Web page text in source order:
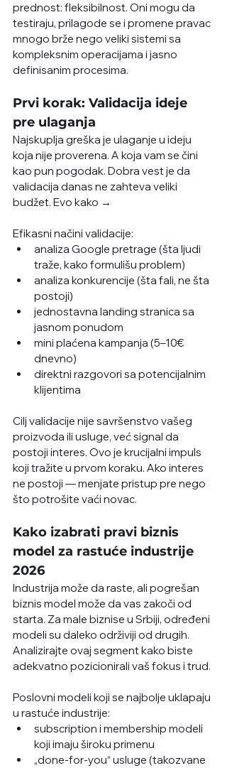
prednost: fleksibilnost. Oni mogu da
testiraju, prilagode se i promene pravac
mnogo brže nego veliki sistemi sa
kompleksnim operacijama i jasno
definisanim procesima.
Prvi korak: Validacija ideje
pre ulaganja
Najskuplja greška je ulaganje u ideju
koja nije proverena. A koja vam se čini
kao pun pogodak. Dobra vest je da
validacija danas ne zahteva veliki
budžet. Evo kako →
Efikasni načini validacije:
analiza Google pretrage (šta ljudi
traže, kako formulišu problem)
analiza konkurencije (šta fali, ne šta
postoji)
jednostavna landing stranica sa
jasnom ponudom
mini plaćena kampanja (5–10€
dnevno)
direktni razgovori sa potencijalnim
klijentima
Cilj validacije nije savršenstvo vašeg
proizvoda ili usluge, već signal da
postoji interes. Ovo je krucijalni impuls
koji tražite u prvom koraku. Ako interes
ne postoji — menjate pristup pre nego
što potrošite vaći novac.
Kako izabrati pravi biznis
model za rastuće industrije
2026
Industrija može da raste, ali pogrešan
biznis model može da vas zakoči od
starta. Za male biznise u Srbiji, određeni
modeli su daleko održiviji od drugih.
Analizirajte ovaj segment kako biste
adekvatno pozicionirali vaš fokus i trud.
Poslovni modeli koji se najbolje uklapaju
u rastuće industrije:
subscription i membership modeli
koji imaju široku primenu
„done-for-you“ usluge (takozvane